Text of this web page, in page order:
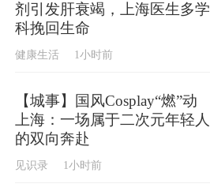
剂引发肝衰竭，上海医生多学
科挽回生命
健康生活 1小时前
【城事】国风Cosplay“燃”动
上海：一场属于二次元年轻人
的双向奔赴
见识录 1小时前